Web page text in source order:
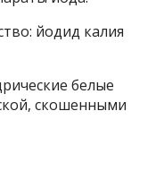
йодид калия
белые
скошенными